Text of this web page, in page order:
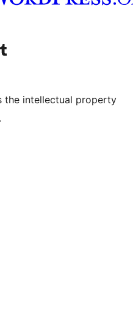
जानुहोस्
हाम्रो टम्बलर खाता भ्रमण गर्नुहोस्
the intellectual property